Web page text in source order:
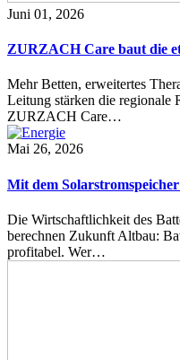
Juni 01, 2026
ZURZACH Care baut die
Mehr Betten, erweitertes
Leitung stärken die regionale
ZURZACH Care…
Mai 26, 2026
Mit dem
Die Wirtschaftlichkeit des
berechnen Zukunft Altbau:
profitabel. Wer…